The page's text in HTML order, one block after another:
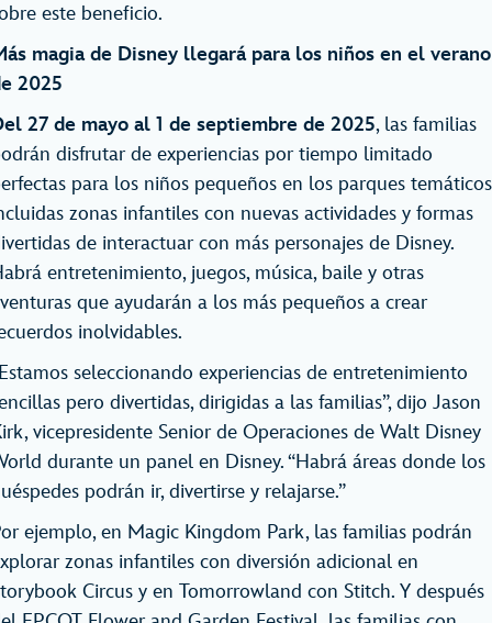
este beneficio.
magia de Disney llegará para los niños en el verano
2025
27 de mayo al 1 de septiembre de 2025, las familias
disfrutar de experiencias por tiempo limitado
para los niños pequeños en los parques
zonas infantiles con nuevas actividades y formas
de interactuar con más personajes de Disney.
entretenimiento, juegos, música, baile y otras
que ayudarán a los más pequeños a crear
inolvidables.
seleccionando experiencias de entretenimiento
pero divertidas, dirigidas a las familias”, dijo Jason
vicepresidente Senior de Operaciones de Walt Disney
durante un panel en Disney. “Habrá áreas donde los
podrán ir, divertirse y relajarse.”
ejemplo, en Magic Kingdom Park, las familias podrán
zonas infantiles con diversión adicional en
Circus y en Tomorrowland con Stitch. Y después